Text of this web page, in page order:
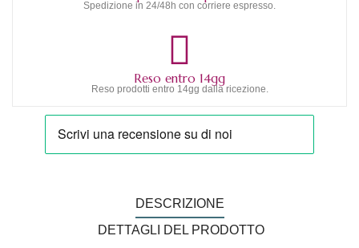
Spedizione in 24/48h con corriere espresso.
Reso entro 14gg
Reso prodotti entro 14gg dalla ricezione.
DESCRIZIONE
DETTAGLI DEL PRODOTTO